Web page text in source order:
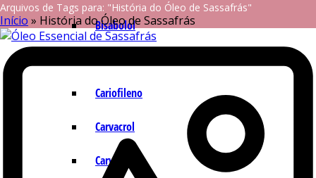
Bisabolol
Cariofileno
Carvacrol
Carvona
Arquivos de Tags para: "História do Óleo de Sassafrás"
Início » História do Óleo de Sassafrás